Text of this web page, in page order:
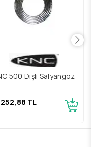
500 Dişli Salyangoz
TL